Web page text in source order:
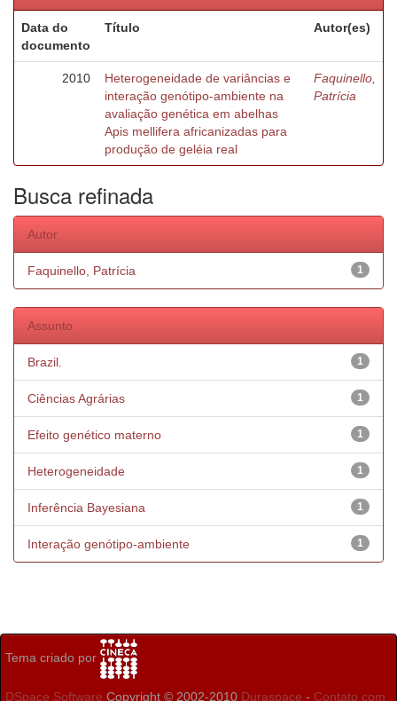
Data do
documento
Título Autor(es)
2010
Heterogeneidade de variâncias e
interação genótipo-ambiente na
avaliação genética em abelhas
Apis mellifera africanizadas para
produção de geléia real
Faquinello,
Patrícia
Busca refinada
Autor
1
Faquinello, Patrícia
Assunto
1
Brazil.
1
Ciências Agrárias
1
Efeito genético materno
1
Heterogeneidade
1
Inferência Bayesiana
1
Interação genótipo-ambiente
Tema criado por
DSpace Software Copyright © 2002-2010 Duraspace - Contato com